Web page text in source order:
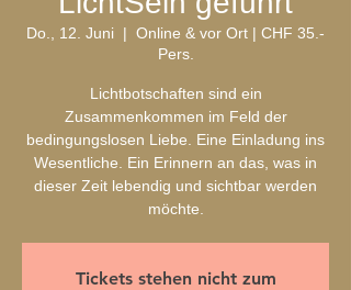
Do., 12. Juni
  |
Online & vor Ort | CHF 35.-
Pers.
Lichtbotschaften sind ein
Zusammenkommen im Feld der
bedingungslosen Liebe. Eine Einladung ins
Wesentliche. Ein Erinnern an das, was in
dieser Zeit lebendig und sichtbar werden
möchte.
Tickets stehen nicht zum